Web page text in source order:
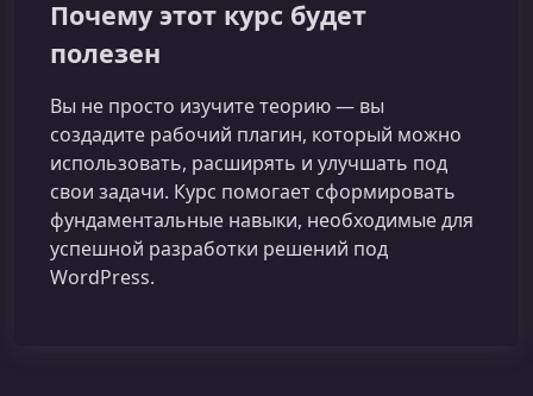
Почему этот курс будет
полезен
Вы не просто изучите теорию — вы
создадите рабочий плагин, который можно
использовать, расширять и улучшать под
свои задачи. Курс помогает сформировать
фундаментальные навыки, необходимые для
успешной разработки решений под
WordPress.